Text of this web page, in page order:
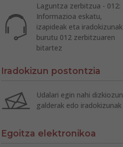
Laguntza zerbitzua - 012:
Informazioa eskatu,
izapideak eta iradokizunak
burutu 012 zerbitzuaren
bitartez
Iradokizun postontzia
Udalari egin nahi dizkiozun
galderak edo iradokizunak
Egoitza elektronikoa